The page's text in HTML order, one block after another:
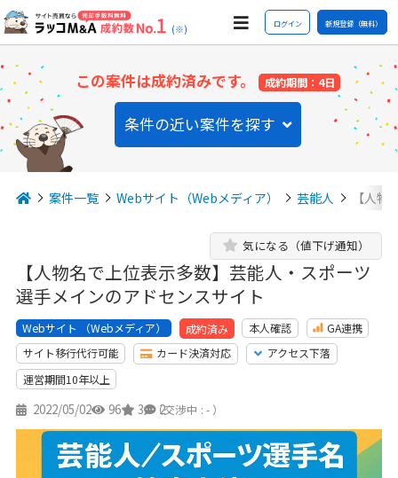
(※) ログイン 新規登録（無料）
この案件は成約済みです。 成約期間：4日
条件の近い案件を探す
案件一覧 Webサイト（Webメディア） 芸能人 【人
【人物名で上位表示多数】芸能人・スポーツ
選手メインのアドセンスサイト
気になる（値下げ通知）
Webサイト （Webメディア） 成約済み 本人確認
GA連携
サイト移行代行可能
カード決済対応
アクセス下落
運営期間10年以上
2022/05/02 96 3 2
（交渉中 : - ）